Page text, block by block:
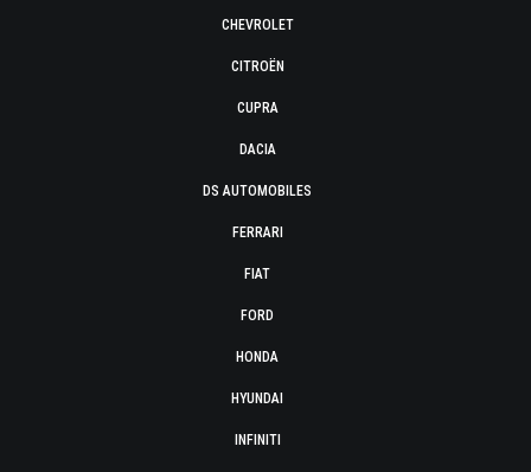
CHEVROLET
CITROËN
CUPRA
DACIA
DS AUTOMOBILES
FERRARI
FIAT
FORD
HONDA
HYUNDAI
INFINITI